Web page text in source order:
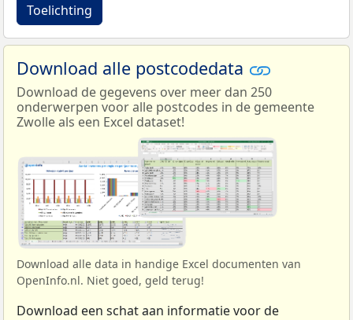
Toelichting
Download alle postcodedata
Download de gegevens over meer dan 250
onderwerpen voor alle postcodes in de gemeente
Zwolle als een Excel dataset!
Download alle data in handige Excel documenten van
OpenInfo.nl. Niet goed, geld terug!
Download een schat aan informatie voor de